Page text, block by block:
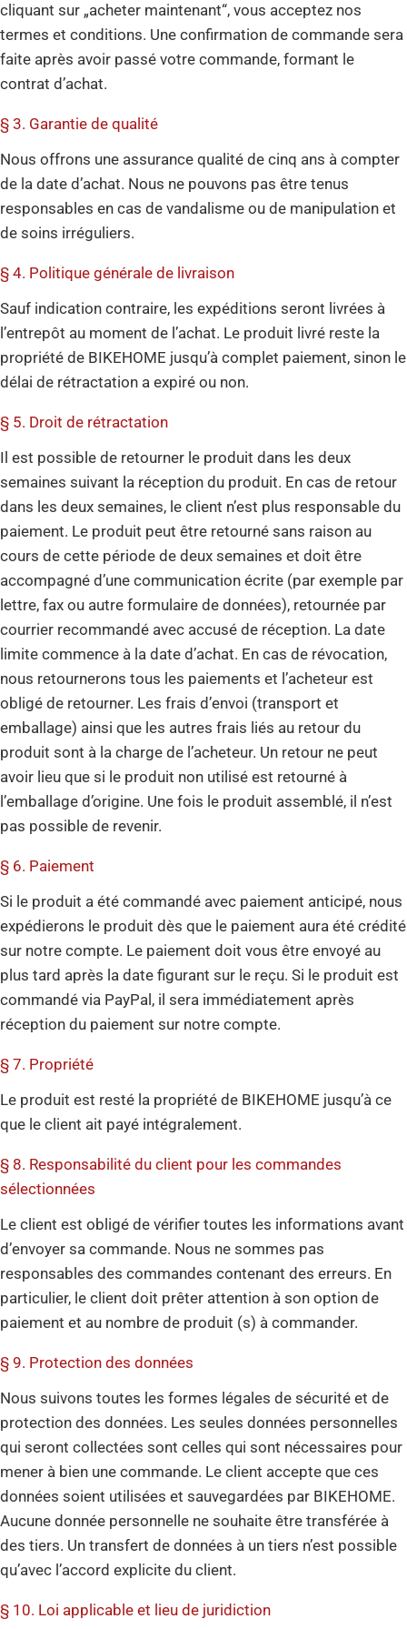
cliquant sur „acheter maintenant“, vous acceptez nos
termes et conditions. Une confirmation de commande sera
faite après avoir passé votre commande, formant le
contrat d’achat.
§ 3. Garantie de qualité
Nous offrons une assurance qualité de cinq ans à compter
de la date d’achat. Nous ne pouvons pas être tenus
responsables en cas de vandalisme ou de manipulation et
de soins irréguliers.
§ 4. Politique générale de livraison
Sauf indication contraire, les expéditions seront livrées à
l’entrepôt au moment de l’achat. Le produit livré reste la
propriété de BIKEHOME jusqu’à complet paiement, sinon le
délai de rétractation a expiré ou non.
§ 5. Droit de rétractation
Il est possible de retourner le produit dans les deux
semaines suivant la réception du produit. En cas de retour
dans les deux semaines, le client n’est plus responsable du
paiement. Le produit peut être retourné sans raison au
cours de cette période de deux semaines et doit être
accompagné d’une communication écrite (par exemple par
lettre, fax ou autre formulaire de données), retournée par
courrier recommandé avec accusé de réception. La date
limite commence à la date d’achat. En cas de révocation,
nous retournerons tous les paiements et l’acheteur est
obligé de retourner. Les frais d’envoi (transport et
emballage) ainsi que les autres frais liés au retour du
produit sont à la charge de l’acheteur. Un retour ne peut
avoir lieu que si le produit non utilisé est retourné à
l’emballage d’origine. Une fois le produit assemblé, il n’est
pas possible de revenir.
§ 6. Paiement
Si le produit a été commandé avec paiement anticipé, nous
expédierons le produit dès que le paiement aura été crédité
sur notre compte. Le paiement doit vous être envoyé au
plus tard après la date figurant sur le reçu. Si le produit est
commandé via PayPal, il sera immédiatement après
réception du paiement sur notre compte.
§ 7. Propriété
Le produit est resté la propriété de BIKEHOME jusqu’à ce
que le client ait payé intégralement.
§ 8. Responsabilité du client pour les commandes
sélectionnées
Le client est obligé de vérifier toutes les informations avant
d’envoyer sa commande. Nous ne sommes pas
responsables des commandes contenant des erreurs. En
particulier, le client doit prêter attention à son option de
paiement et au nombre de produit (s) à commander.
§ 9. Protection des données
Nous suivons toutes les formes légales de sécurité et de
protection des données. Les seules données personnelles
qui seront collectées sont celles qui sont nécessaires pour
mener à bien une commande. Le client accepte que ces
données soient utilisées et sauvegardées par BIKEHOME.
Aucune donnée personnelle ne souhaite être transférée à
des tiers. Un transfert de données à un tiers n’est possible
qu’avec l’accord explicite du client.
§ 10. Loi applicable et lieu de juridiction